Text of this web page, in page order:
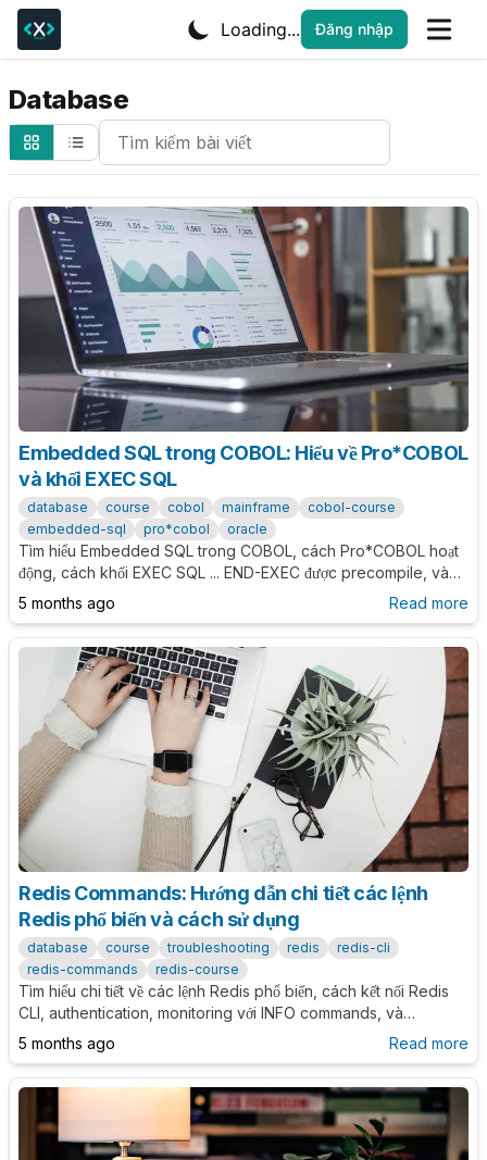
Loading... Đăng nhập
Database
Search Cheatsheets
Embedded SQL trong COBOL: Hiểu về Pro*COBOL
và khối EXEC SQL
database course cobol mainframe
cobol-course
embedded-sql
pro*cobol oracle
Tìm hiểu Embedded SQL trong COBOL, cách Pro*COBOL hoạt
động, cách khối EXEC SQL ... END-EXEC được precompile, và
cách dùng COMMIT, ROLLBACK, WHENEVER SQLERROR an
5 months ago Read more
Redis Commands: Hướng dẫn chi tiết các lệnh
Redis phổ biến và cách sử dụng
database course troubleshooting redis
redis-cli
redis-commands
redis-course
Tìm hiểu chi tiết về các lệnh Redis phổ biến, cách kết nối Redis
CLI, authentication, monitoring với INFO commands, và
troubleshooting thực tế.
5 months ago Read more